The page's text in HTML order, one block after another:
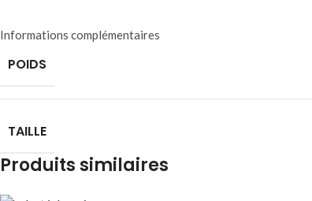
Informations complémentaires
POIDS
TAILLE
Produits similaires